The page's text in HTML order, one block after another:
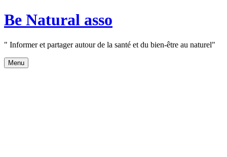
Aller
au
Be Natural asso
" Informer et partager autour de la santé et du bien-être au naturel"
Menu